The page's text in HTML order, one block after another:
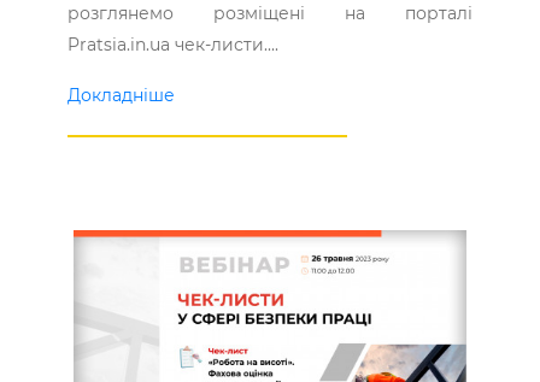
розглянемо розміщені на порталі
Pratsia.in.ua чек-листи....
Докладніше